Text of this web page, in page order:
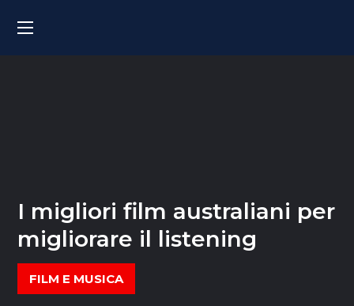
I migliori film australiani per
migliorare il listening
FILM E MUSICA